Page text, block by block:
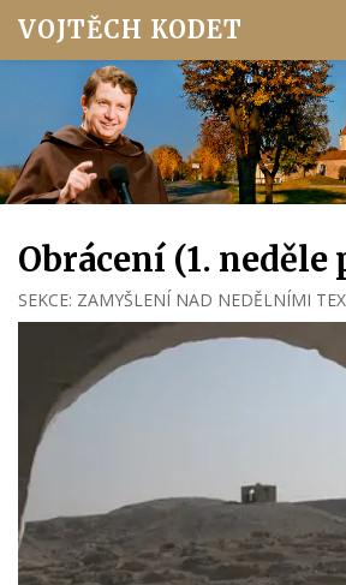
VOJTĚCH KODET
Obrácení (1. neděle
SEKCE: ZAMYŠLENÍ NAD NEDĚLNÍMI